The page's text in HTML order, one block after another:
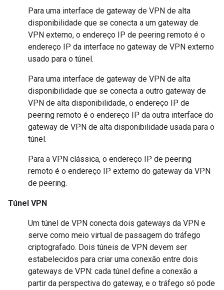
Para uma interface de gateway de VPN de alta
disponibilidade que se conecta a um gateway de
VPN externo, o endereço IP de peering remoto é o
endereço IP da interface no gateway de VPN externo
usado para o túnel.
Para uma interface de gateway de VPN de alta
disponibilidade que se conecta a outro gateway de
VPN de alta disponibilidade, o endereço IP de
peering remoto é o endereço IP da outra interface do
gateway de VPN de alta disponibilidade usada para o
túnel.
Para a VPN clássica, o endereço IP de peering
remoto é o endereço IP externo do gateway da VPN
de peering.
Túnel VPN
Um túnel de VPN conecta dois gateways da VPN e
serve como meio virtual de passagem do tráfego
criptografado. Dois túneis de VPN devem ser
estabelecidos para criar uma conexão entre dois
gateways de VPN: cada túnel define a conexão a
partir da perspectiva do gateway, e o tráfego só pode